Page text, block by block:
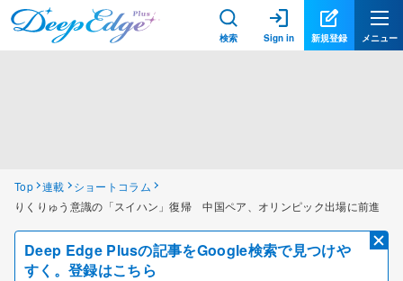
検索 Sign in 新規登録 メニュー
Top 連載
ショートコラム
りくりゅう意識の「スイハン」復帰 中国ペア、オリンピック出場に前進
Deep Edge Plusの記事をGoogle検索で見つけや
すく。登録はこちら